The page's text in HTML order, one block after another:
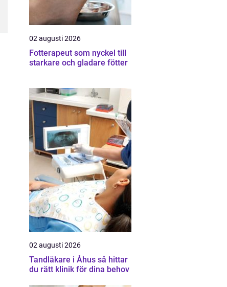
02 augusti 2026
Fotterapeut som nyckel till
starkare och gladare fötter
02 augusti 2026
Tandläkare i Åhus så hittar
du rätt klinik för dina behov